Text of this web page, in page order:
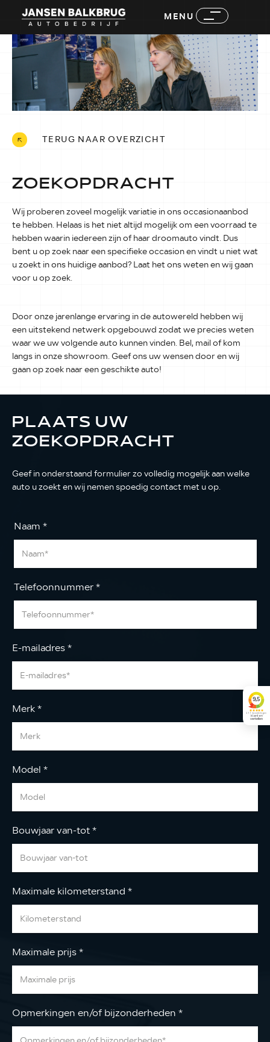
MENU
TERUG NAAR OVERZICHT
ZOEKOPDRACHT
Wij proberen zoveel mogelijk variatie in ons occasionaanbod
te hebben. Helaas is het niet altijd mogelijk om een voorraad te
hebben waarin iedereen zijn of haar droomauto vindt. Dus
bent u op zoek naar een specifieke occasion en vindt u niet wat
u zoekt in ons huidige aanbod? Laat het ons weten en wij gaan
voor u op zoek.
Door onze jarenlange ervaring in de autowereld hebben wij
een uitstekend netwerk opgebouwd zodat we precies weten
waar we uw volgende auto kunnen vinden. Bel, mail of kom
langs in onze showroom. Geef ons uw wensen door en wij
gaan op zoek naar een geschikte auto!
PLAATS UW
ZOEKOPDRACHT
Geef in onderstaand formulier zo volledig mogelijk aan welke
auto u zoekt en wij nemen spoedig contact met u op.
Naam *
Telefoonnummer*
E-mailadres*
Merk*
Model *
Bouwjaar van-tot*
Maximale kilometerstand *
Maximale prijs*
Opmerkingen en/of bijzonderheden *